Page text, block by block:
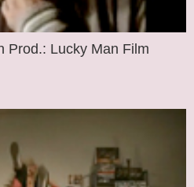
Prod.: Lucky Man Film